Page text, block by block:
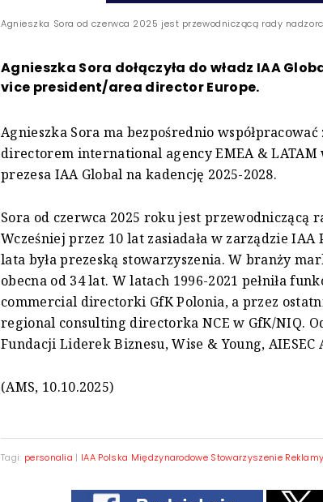
Agnieszka Sora od czerwca 2025 jest przewodniczącą rady
Agnieszka Sora dołączyła do władz IAA
vice president/area director Europe.
Agnieszka Sora ma bezpośrednio
directorem international agency EMEA &
prezesa IAA Global na kadencję 2025-2028.
Sora od czerwca 2025 roku jest przewodniczącą
Wcześniej przez 10 lat zasiadała w zarządzie
lata była prezeską stowarzyszenia. W branży
obecna od 34 lat. W latach 1996-2021 pełniła
commercial directorki GfK Polonia, a przez
regional consulting directorka NCE w GfK/NIQ.
Fundacji Liderek Biznesu, Wise & Young, AIESEC
(AMS, 10.10.2025)
Tagi: personalia | IAA Polska Międzynarodowe Stowarzyszenie Reklamy